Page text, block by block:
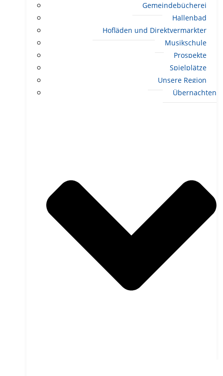
Gemeindebücherei
Hallenbad
Hofläden und Direktvermarkter
Musikschule
Prospekte
Spielplätze
Unsere Region
Übernachten